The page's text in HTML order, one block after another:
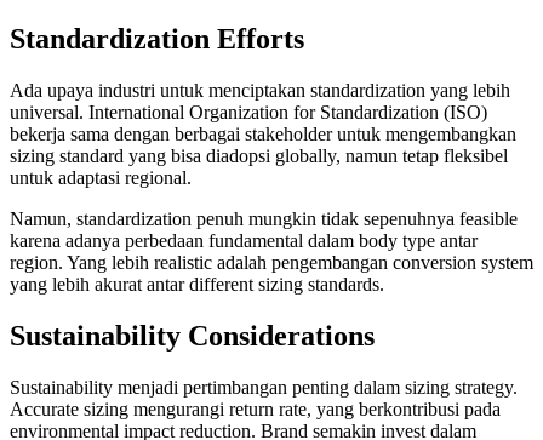
Standardization Efforts
Ada upaya industri untuk menciptakan standardization yang lebih
universal. International Organization for Standardization (ISO)
bekerja sama dengan berbagai stakeholder untuk mengembangkan
sizing standard yang bisa diadopsi globally, namun tetap fleksibel
untuk adaptasi regional.
Namun, standardization penuh mungkin tidak sepenuhnya feasible
karena adanya perbedaan fundamental dalam body type antar
region. Yang lebih realistic adalah pengembangan conversion system
yang lebih akurat antar different sizing standards.
Sustainability Considerations
Sustainability menjadi pertimbangan penting dalam sizing strategy.
Accurate sizing mengurangi return rate, yang berkontribusi pada
environmental impact reduction. Brand semakin invest dalam